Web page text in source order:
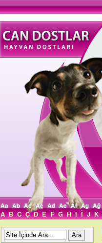
Aa Ab Ac Aç Ad Ae Af Ag Ağ
A B C Ç D E F G H I İ J K